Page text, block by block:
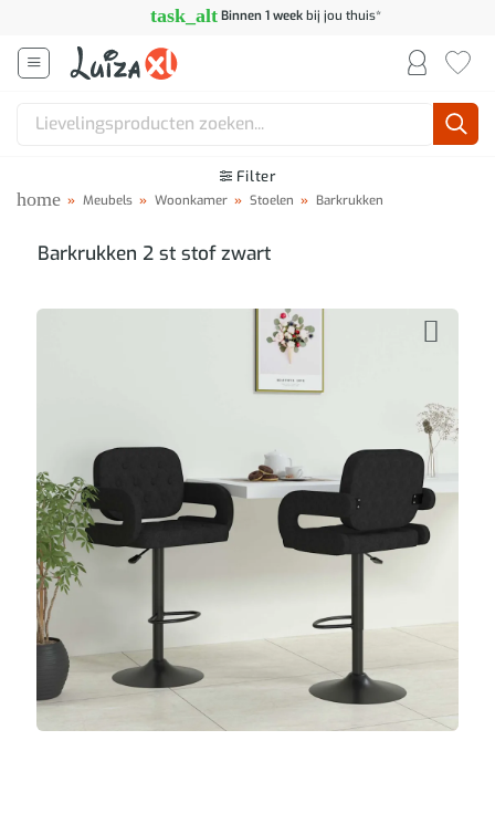
inhoud
task_alt Binnen 1 weekbij jou thuis*
Zoeken
Filter
home » Meubels » Woonkamer » Stoelen » Barkrukken
Barkrukken 2 st stof zwart